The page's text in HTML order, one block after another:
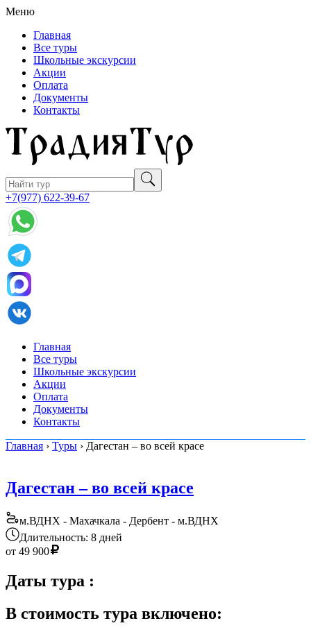
Меню
Главная
Все туры
Школьные экскурсии
Акции
Оплата
Документы
Контакты
+7(977) 622-39-67
Главная
Все туры
Школьные экскурсии
Акции
Оплата
Документы
Контакты
Главная › Туры › Дагестан – во всей красе
Дагестан – во всей красе
м.ВДНХ - Махачкала - Дербент - м.ВДНХ
Длительность: 8 дней
от 49 900
Даты тура :
В стоимость тура включено: